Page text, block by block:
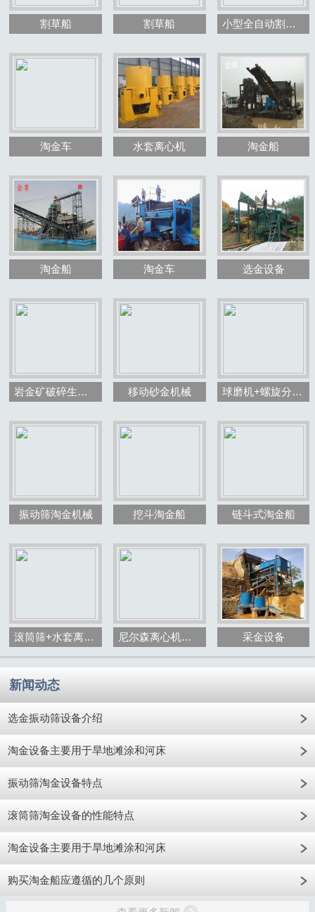
1 2 3
割草船 割草船 小型全自动割草船
淘金车 水套离心机 淘金船
淘金船 淘金车 选金设备
岩金矿破碎生产线效果图 移动砂金机械 球磨机+螺旋分级机
振动筛淘金机械 挖斗淘金船 链斗式淘金船
滚筒筛+水套离心机+砂金选矿设备 尼尔森离心机选金设备 采金设备
新闻动态
选金振动筛设备介绍
淘金设备主要用于旱地滩涂和河床
振动筛淘金设备特点
滚筒筛淘金设备的性能特点
淘金设备主要用于旱地滩涂和河床
购买淘金船应遵循的几个原则